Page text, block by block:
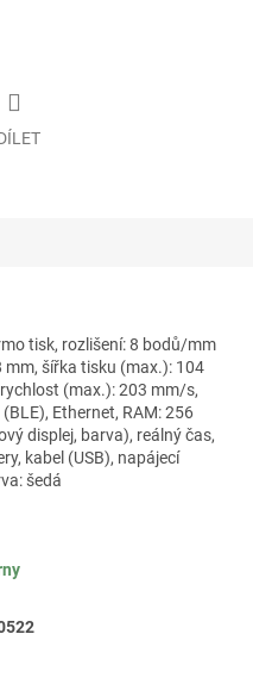
tisk, rozlišení: 8 bodů/mm
šířka tisku (max.): 104
(max.): 203 mm/s,
Ethernet, RAM: 256
displej, barva), reálný čas,
kabel (USB), napájecí
šedá